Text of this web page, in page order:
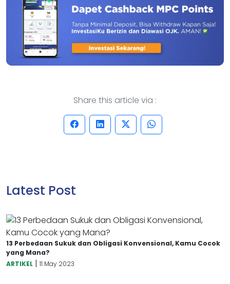
Share this article via :
Latest Post
13 Perbedaan Sukuk dan Obligasi Konvensional, Kamu Cocok
yang Mana?
ARTIKEL | 11 May 2023